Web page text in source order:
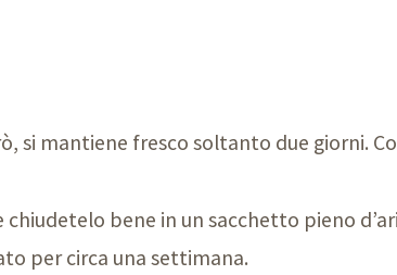
si mantiene fresco soltanto due giorni.
chiudetelo bene in un sacchetto pieno
per circa una settimana.